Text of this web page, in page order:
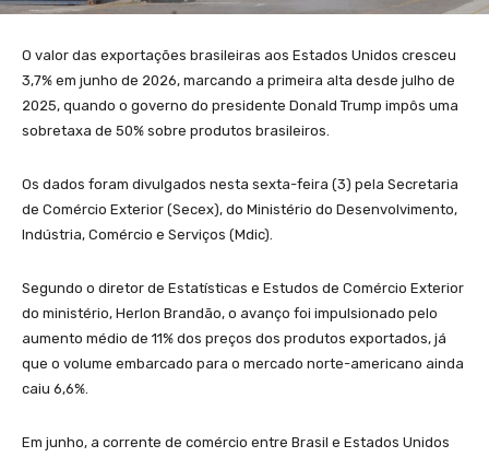
O valor das exportações brasileiras aos Estados Unidos cresceu
3,7% em junho de 2026, marcando a primeira alta desde julho de
2025, quando o governo do presidente Donald Trump impôs uma
sobretaxa de 50% sobre produtos brasileiros.
Os dados foram divulgados nesta sexta-feira (3) pela Secretaria
de Comércio Exterior (Secex), do Ministério do Desenvolvimento,
Indústria, Comércio e Serviços (Mdic).
Segundo o diretor de Estatísticas e Estudos de Comércio Exterior
do ministério, Herlon Brandão, o avanço foi impulsionado pelo
aumento médio de 11% dos preços dos produtos exportados, já
que o volume embarcado para o mercado norte-americano ainda
caiu 6,6%.
Em junho, a corrente de comércio entre Brasil e Estados Unidos